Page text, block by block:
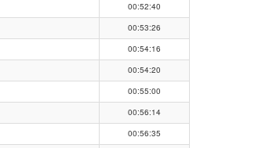
00:52:40
00:53:26
00:54:16
00:54:20
00:55:00
00:56:14
00:56:35